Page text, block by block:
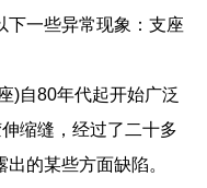
下一些异常现象：支座
)自80年代起开始广泛
缩缝，经过了二十多
的某些方面缺陷。